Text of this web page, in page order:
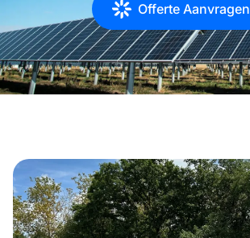
Offerte Aanvragen